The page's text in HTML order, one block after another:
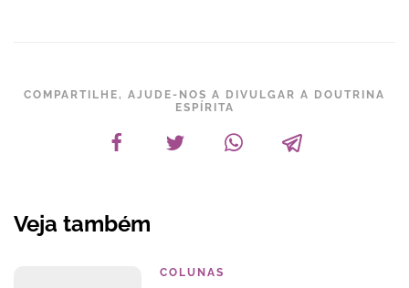
COMPARTILHE, AJUDE-NOS A DIVULGAR A DOUTRINA
ESPÍRITA
Veja também
COLUNAS